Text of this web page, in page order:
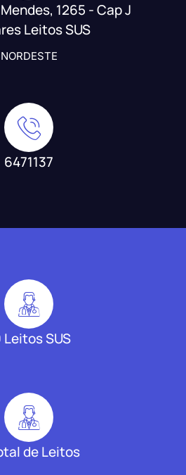
1265 - Cap J
Leitos SUS
NORDESTE
6471137
Leitos SUS
de Leitos